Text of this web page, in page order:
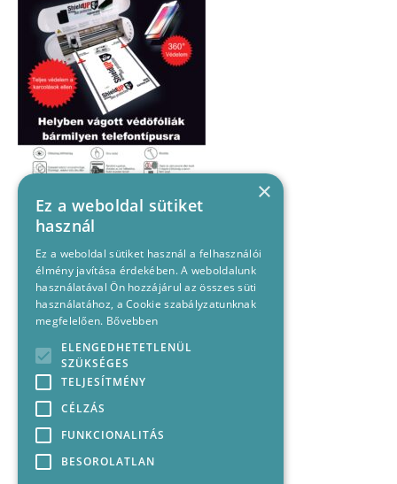
×
Ez a weboldal sütiket
használ
Ez a weboldal sütiket használ a felhasználói
élmény javítása érdekében. A weboldalunk
használatával Ön hozzájárul az összes süti
használatához, a Cookie szabályzatunknak
megfelelően. Bővebben
ELENGEDHETETLENÜL
SZÜKSÉGES
TELJESÍTMÉNY
CÉLZÁS
FUNKCIONALITÁS
BESOROLATLAN